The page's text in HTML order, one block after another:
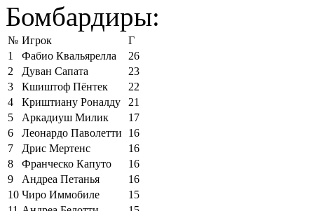
Бомбардиры:
№ Игрок
Г
1
Фабио Квальярелла
26
2
Дуван Сапата
23
3
Кшиштоф Пёнтек
22
4
Криштиану Роналду
21
5
Аркадиуш Милик
17
6
Леонардо Паволетти
16
7
Дрис Мертенс
16
8
Франческо Капуто
16
9
Андреа Петанья
16
10 Чиро Иммобиле
15